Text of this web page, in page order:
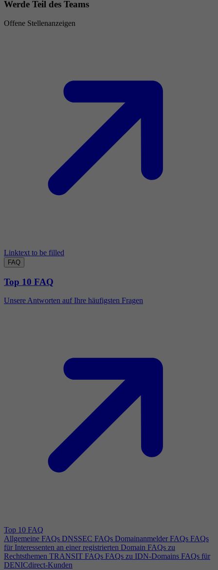
Werde Teil des Teams
Offene Stellenanzeigen
Linktext to be filled
FAQ
Top 10 FAQ
Unsere Antworten auf Ihre häufigsten Fragen
Top 10 FAQ
Allgemeine FAQs DNSSEC FAQs Domainanmelder FAQs FAQs
für Interessenten an einer registrierten Domain FAQs zu
Rechtsthemen TRANSIT FAQs FAQs zu IDN-Domains FAQs für
DENICdirect-Kunden